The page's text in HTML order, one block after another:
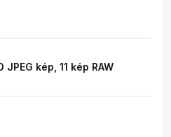
kép, 11 kép RAW